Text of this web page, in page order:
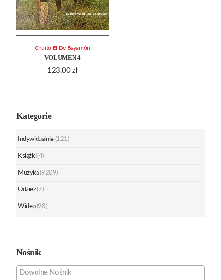
VOLUMEN 4
123.00 zł
Chuito El De Bayamón
Kategorie
Indywidualnie (121)
Książki (4)
Muzyka (9209)
Odzież (7)
Wideo (98)
Nośnik